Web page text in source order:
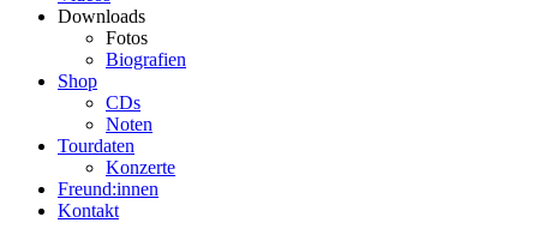
Downloads
Fotos
Biografien
Shop
CDs
Noten
Tourdaten
Konzerte
Freund:innen
Kontakt